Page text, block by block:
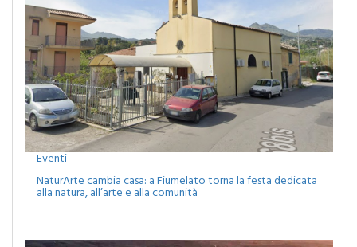
Eventi
NaturArte cambia casa: a Fiumelato torna la festa dedicata